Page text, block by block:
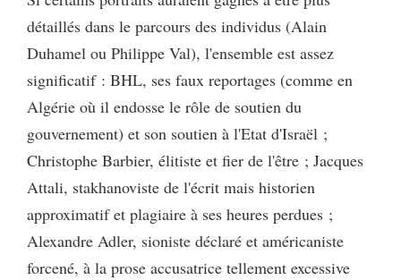
détaillés dans le parcours des individus (Alain
Duhamel ou Philippe Val), l'ensemble est assez
significatif : BHL, ses faux reportages (comme en
Algérie où il endosse le rôle de soutien du
gouvernement) et son soutien à l'Etat d'Israël ;
Christophe Barbier, élitiste et fier de l'être ; Jacques
Attali, stakhanoviste de l'écrit mais historien
approximatif et plagiaire à ses heures perdues ;
Alexandre Adler, sioniste déclaré et américaniste
forcené, à la prose accusatrice tellement excessive